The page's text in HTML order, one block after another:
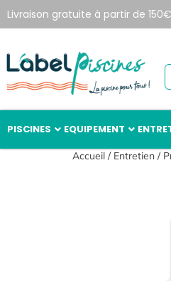
Livraison gratuite à partir de
PISCINES EQUIPEMENT
Accueil / Entretien /